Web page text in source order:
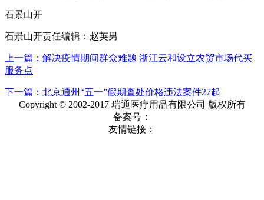
石景山开
石景山开责任编辑：赵英男
上一篇：解决疫情期间群众难题 浙江云和设立农贸市场代买
服务点
下一篇：北京通州“五一”假期查处价格违法案件27起
Copyright © 2002-2017 瑞通医疗用品有限公司 版权所有
备案号：
友情链接：